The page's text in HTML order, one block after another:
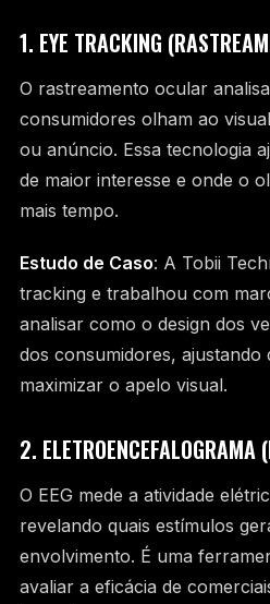
1. EYE TRACKING
O rastreamento ocular
consumidores olham ao
ou anúncio. Essa tecnologia
de maior interesse e onde o
mais tempo.
Estudo de Caso: A Tobii
tracking e trabalhou com
analisar como o design dos
dos consumidores, ajustando
maximizar o apelo visual.
2. ELETROENCEFALOGRAMA
O EEG mede a atividade
revelando quais estímulos
envolvimento. É uma
avaliar a eficácia de